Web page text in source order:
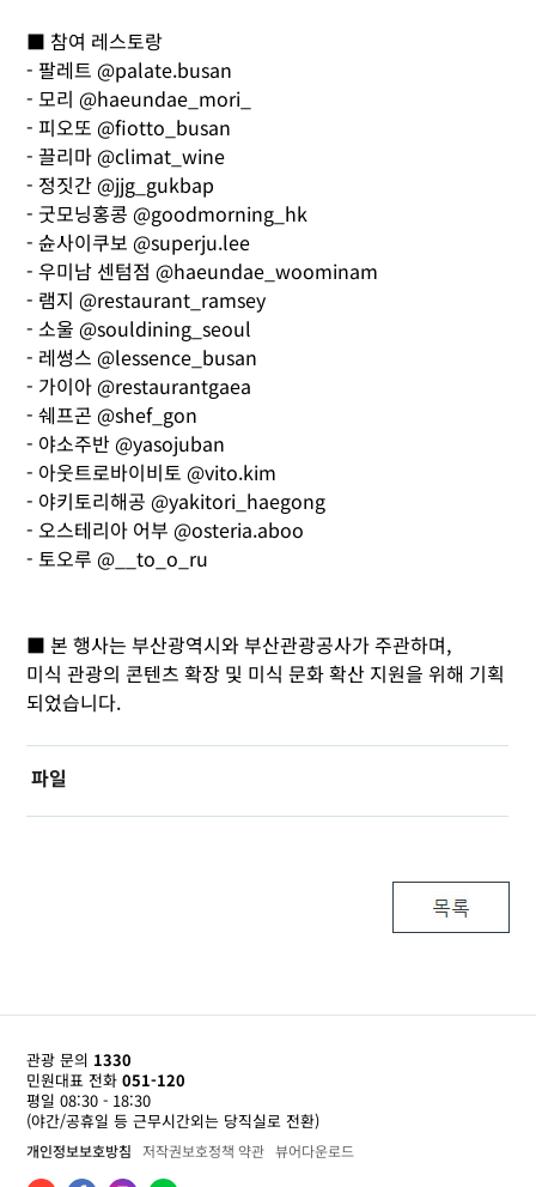
■ 참여 레스토랑
- 팔레트 @palate.busan
- 모리 @haeundae_mori_
- 피오또 @fiotto_busan
- 끌리마 @climat_wine
- 정짓간 @jjg_gukbap
- 굿모닝홍콩 @goodmorning_hk
- 슌사이쿠보 @superju.lee
- 우미남 센텀점 @haeundae_woominam
- 램지 @restaurant_ramsey
- 소울 @souldining_seoul
- 레썽스 @lessence_busan
- 가이아 @restaurantgaea
- 쉐프곤 @shef_gon
- 야소주반 @yasojuban
- 아웃트로바이비토 @vito.kim
- 야키토리해공 @yakitori_haegong
- 오스테리아 어부 @osteria.aboo
- 토오루 @__to_o_ru
■ 본 행사는 부산광역시와 부산관광공사가 주관하며,
미식 관광의 콘텐츠 확장 및 미식 문화 확산 지원을 위해 기획
되었습니다.
파일
관광 문의 1330
민원대표 전화 051-120
평일 08:30 - 18:30
(야간/공휴일 등 근무시간외는 당직실로 전환)
개인정보보호방침 저작권보호정책 약관 뷰어다운로드